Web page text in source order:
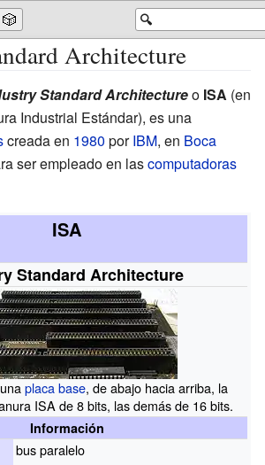
🔍
🎲
Architecture
Standard Architectureo ISA (en
Industrial Estándar), es una
creada en 1980 porIBM, en Boca
ser empleado en lascomputadoras
ISA
Standard Architecture
placa base, de abajo hacia arriba, la
ISA de 8 bits, las demás de 16 bits.
Información
bus paralelo